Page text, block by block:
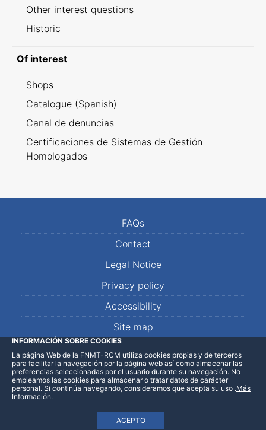
Other interest questions
Historic
Of interest
Shops
Catalogue (Spanish)
Canal de denuncias
Certificaciones de Sistemas de Gestión
Homologados
FAQs
Contact
Legal Notice
Privacy policy
Accessibility
Site map
LinkedInFacebookWhatsApp
INFORMACIÓN SOBRE COOKIES
La página Web de la FNMT-RCM utiliza cookies propias y de terceros
para facilitar la navegación por la página web así como almacenar las
preferencias seleccionadas por el usuario durante su navegación. No
empleamos las cookies para almacenar o tratar datos de carácter
personal. Si continúa navegando, consideramos que acepta su uso
ACEPTO
.Más
Información.